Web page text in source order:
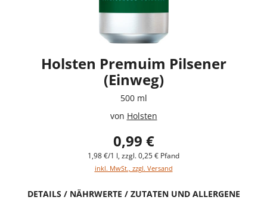
Holsten Premuim Pilsener
(Einweg)
500 ml
von Holsten
0,99 €
1,98 €/1 l, zzgl. 0,25 € Pfand
inkl. MwSt., zzgl. Versand
DETAILS / NÄHRWERTE / ZUTATEN UND ALLERGENE